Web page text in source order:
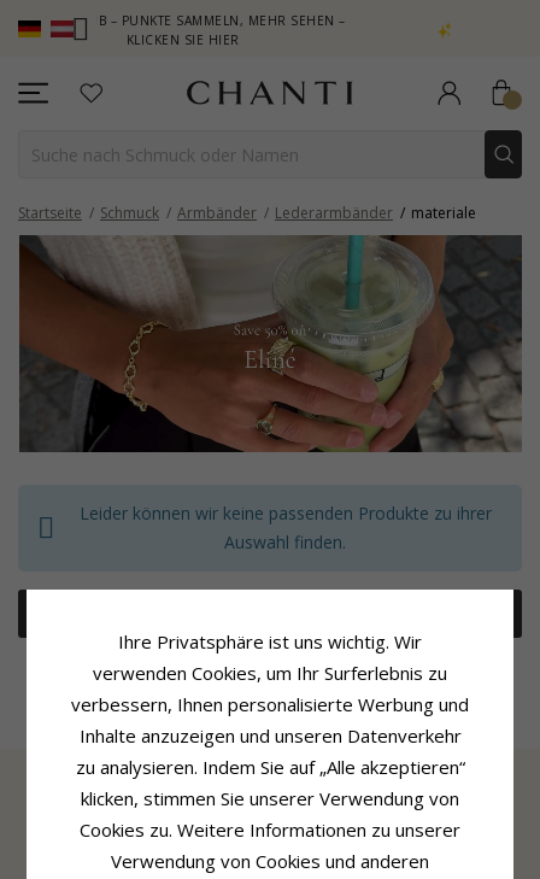
– PUNKTE SAMMELN, MEHR SEHEN –
KLICKEN SIE HIER
NEW COLLECTION |
Startseite Schmuck Armbänder Lederarmbänder materiale
Leider können wir keine passenden Produkte zu ihrer
Auswahl finden.
INFORMATION
Über CHANTI
Ihre Privatsphäre ist uns wichtig. Wir
verwenden Cookies, um Ihr Surferlebnis zu
verbessern, Ihnen personalisierte Werbung und
Inhalte anzuzeigen und unseren Datenverkehr
zu analysieren. Indem Sie auf „Alle akzeptieren“
klicken, stimmen Sie unserer Verwendung von
Cookies zu. Weitere Informationen zu unserer
Verwendung von Cookies und anderen